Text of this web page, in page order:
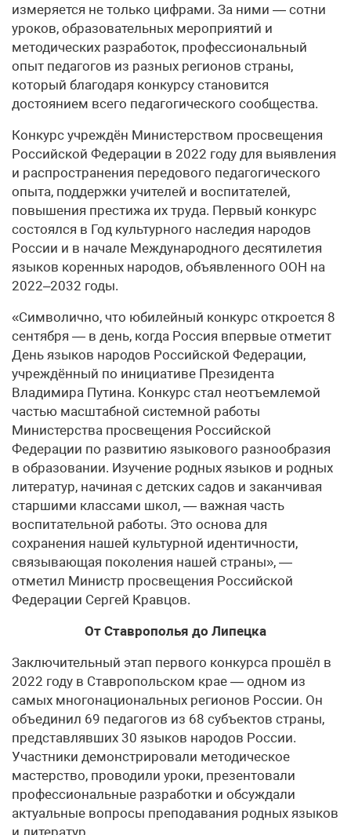
измеряется не только цифрами. За ними — сотни
уроков, образовательных мероприятий и
методических разработок, профессиональный
опыт педагогов из разных регионов страны,
который благодаря конкурсу становится
достоянием всего педагогического сообщества.
Конкурс учреждён Министерством просвещения
Российской Федерации в 2022 году для выявления
и распространения передового педагогического
опыта, поддержки учителей и воспитателей,
повышения престижа их труда. Первый конкурс
состоялся в Год культурного наследия народов
России и в начале Международного десятилетия
языков коренных народов, объявленного ООН на
2022–2032 годы.
«Символично, что юбилейный конкурс откроется 8
сентября — в день, когда Россия впервые отметит
День языков народов Российской Федерации,
учреждённый по инициативе Президента
Владимира Путина. Конкурс стал неотъемлемой
частью масштабной системной работы
Министерства просвещения Российской
Федерации по развитию языкового разнообразия
в образовании. Изучение родных языков и родных
литератур, начиная с детских садов и заканчивая
старшими классами школ, — важная часть
воспитательной работы. Это основа для
сохранения нашей культурной идентичности,
связывающая поколения нашей страны», —
отметил Министр просвещения Российской
Федерации Сергей Кравцов.
От Ставрополья до Липецка
Заключительный этап первого конкурса прошёл в
2022 году в Ставропольском крае — одном из
самых многонациональных регионов России. Он
объединил 69 педагогов из 68 субъектов страны,
представлявших 30 языков народов России.
Участники демонстрировали методическое
мастерство, проводили уроки, презентовали
профессиональные разработки и обсуждали
актуальные вопросы преподавания родных языков
и литератур.